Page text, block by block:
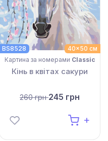
40x50 см
BS8528
Картина за номерами Classic
Кінь в квітах сакури
260 грн245 грн